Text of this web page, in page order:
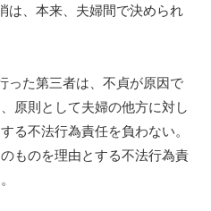
、本来、夫婦間で決められ
た第三者は、不貞が原因で
原則として夫婦の他方に対し
る不法行為責任を負わない。
ものを理由とする不法行為責